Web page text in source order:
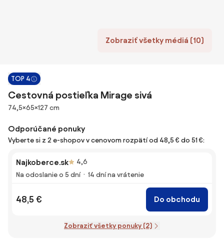
Zobraziť všetky médiá (10)
TOP 4
Cestovná postieľka Mirage sivá
Rozmery
74,5×65×127 cm
Odporúčané ponuky
Vyberte si z 2 e-shopov v cenovom rozpätí od 48,5 € do 51 €:
Najkoberce.sk
4,6
Na odoslanie o 5 dní
14 dní na vrátenie
48,5 € Do obchodu
Zobraziť všetky ponuky (2)